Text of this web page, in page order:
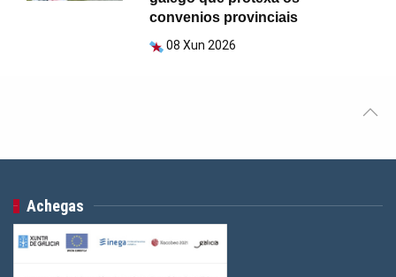
convenios provinciais
08 Xun 2026
Achegas